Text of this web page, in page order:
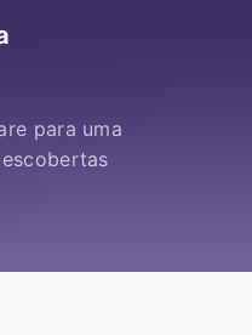
para uma